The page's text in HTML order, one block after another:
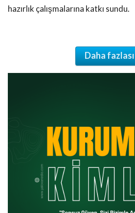
hazırlık çalışmalarına katkı sundu.
Daha fazlası